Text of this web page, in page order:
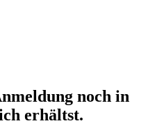
noch in
erhältst.